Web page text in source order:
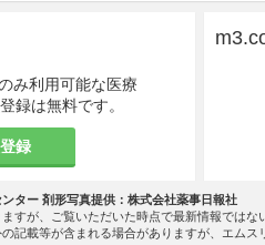
娠している可能性のある女性
（ラット）において、器官形
量
に相当する用量で胎児
損・形態異常・位置異常・小型
奨用量を投与時の定常状態の
み利用可能な医療
録は無料です。
録
ター 剤形写真提供：株式会社薬事日報社
すが、ご覧いただいた時点で最新情報では
記載等が含まれる場合がありますが、エムス